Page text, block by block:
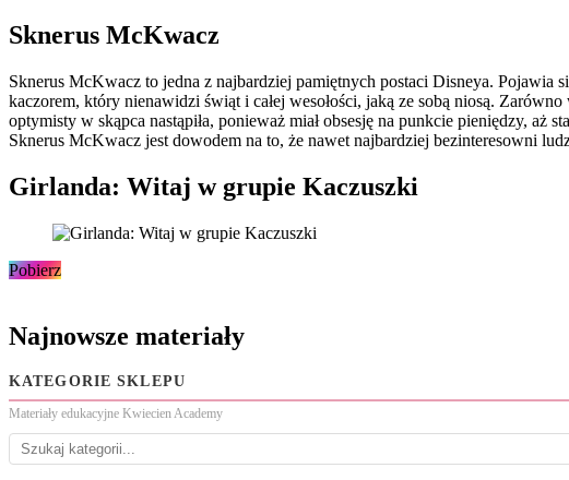
Sknerus McKwacz
Sknerus McKwacz to jedna z najbardziej pamiętnych postaci Disneya.
kaczorem, który nienawidzi świąt i całej wesołości, jaką ze sobą niosą.
optymisty w skąpca nastąpiła, ponieważ miał obsesję na punkcie pieniędzy, aż
Sknerus McKwacz jest dowodem na to, że nawet najbardziej bezinteresowni
Girlanda: Witaj w grupie Kaczuszki
Pobierz
Najnowsze materiały
KATEGORIE SKLEPU
Materiały edukacyjne Kwiecien Academy